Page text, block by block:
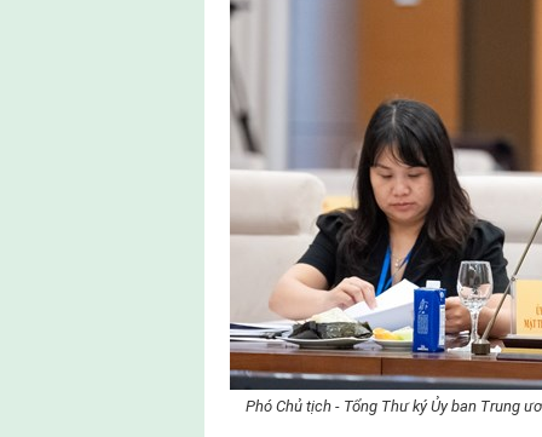
Phó Chủ tịch - Tổng Thư ký Ủy ban Trung